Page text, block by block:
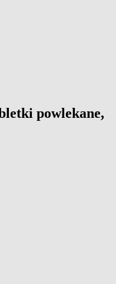
powlekane,